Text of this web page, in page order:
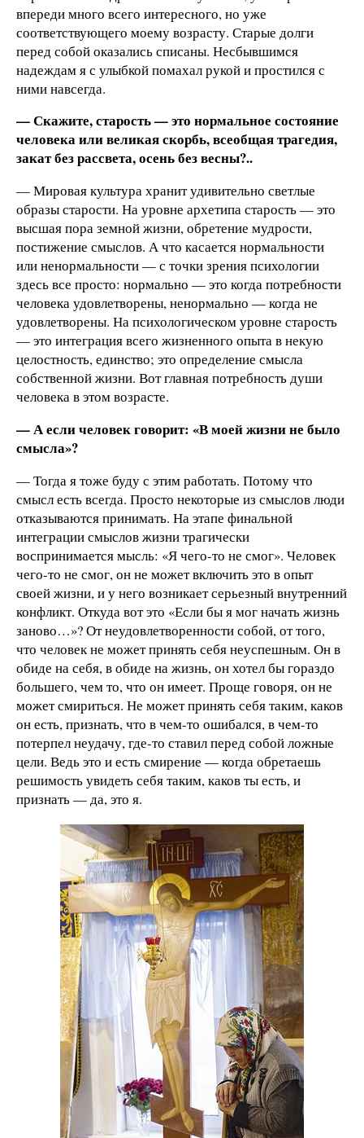
впереди много всего интересного, но уже
соответствующего моему возрасту. Старые долги
перед собой оказались списаны. Несбывшимся
надеждам я с улыбкой помахал рукой и простился с
ними навсегда.
— Скажите, старость — это нормальное состояние
человека или великая скорбь, всеобщая трагедия,
закат без рассвета, осень без весны?..
— Мировая культура хранит удивительно светлые
образы старости. На уровне архетипа старость — это
высшая пора земной жизни, обретение мудрости,
постижение смыслов. А что касается нормальности
или ненормальности — с точки зрения психологии
здесь все просто: нормально — это когда потребности
человека удовлетворены, ненормально — когда не
удовлетворены. На психологическом уровне старость
— это интеграция всего жизненного опыта в некую
целостность, единство; это определение смысла
собственной жизни. Вот главная потребность души
человека в этом возрасте.
— А если человек говорит: «В моей жизни не было
смысла»?
— Тогда я тоже буду с этим работать. Потому что
смысл есть всегда. Просто некоторые из смыслов люди
отказываются принимать. На этапе финальной
интеграции смыслов жизни трагически
воспринимается мысль: «Я чего-то не смог». Человек
чего-то не смог, он не может включить это в опыт
своей жизни, и у него возникает серьезный внутренний
конфликт. Откуда вот это «Если бы я мог начать жизнь
заново…»? От неудовлетворенности собой, от того,
что человек не может принять себя неуспешным. Он в
обиде на себя, в обиде на жизнь, он хотел бы гораздо
большего, чем то, что он имеет. Проще говоря, он не
может смириться. Не может принять себя таким, каков
он есть, признать, что в чем-то ошибался, в чем-то
потерпел неудачу, где-то ставил перед собой ложные
цели. Ведь это и есть смирение — когда обретаешь
решимость увидеть себя таким, каков ты есть, и
признать — да, это я.